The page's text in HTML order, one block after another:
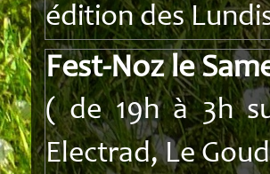
édition des
Fest-Noz le
( de 19h à 3h
Electrad, Le